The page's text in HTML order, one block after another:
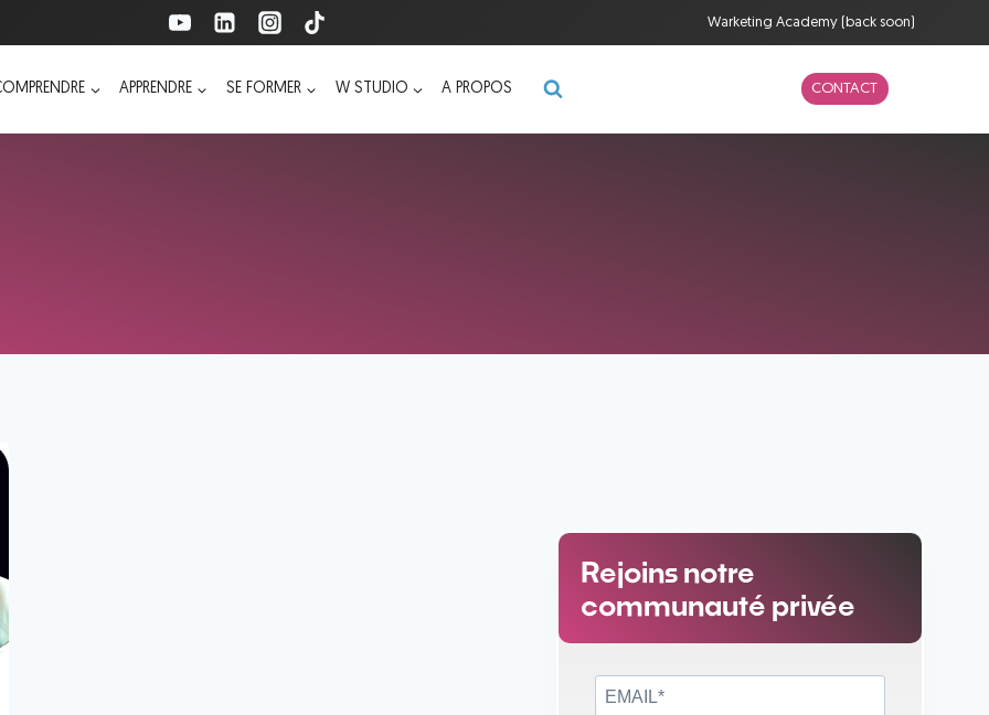
Warketing Academy (back soon)
APPRENDRE SE FORMER W STUDIO A PROPOS CONTACT
Rejoins notre
communauté privée